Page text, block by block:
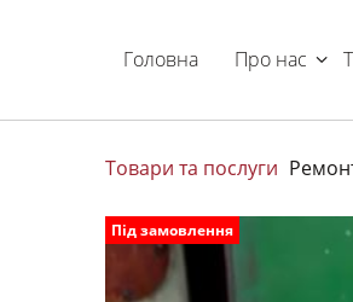
Головна Про нас
Товари та послуги
Під замовлення